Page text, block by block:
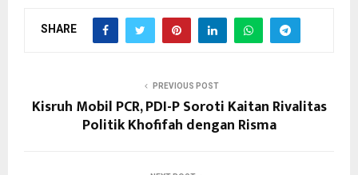
SHARE
PREVIOUS POST
Kisruh Mobil PCR, PDI-P Soroti Kaitan Rivalitas
Politik Khofifah dengan Risma